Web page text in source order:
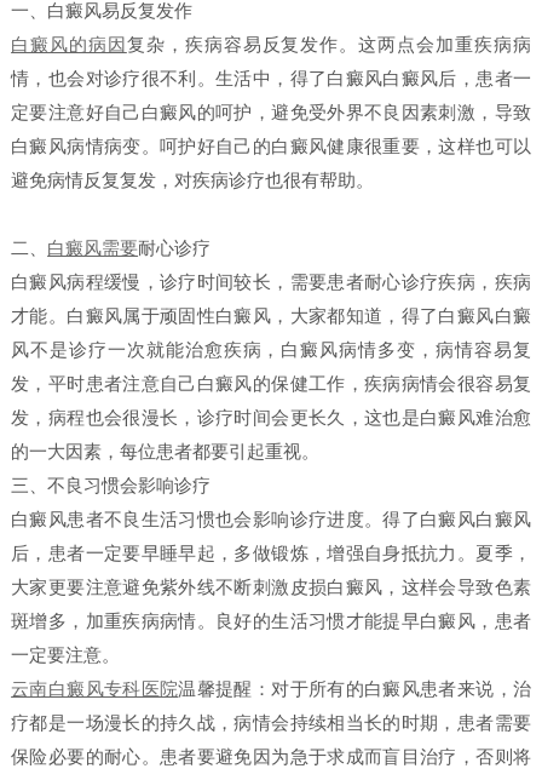
一、白癜风易反复发作
白癜风的病因 复杂，疾病容易反复发作。这两点会加重疾病病
情，也会对诊疗很不利。生活中，得了白癜风白癜风后，患者一
定要注意好自己白癜风的呵护，避免受外界不良因素刺激，导致
白癜风病情病变。呵护好自己的白癜风健康很重要，这样也可以
避免病情反复复发，对疾病诊疗也很有帮助。
二、 白癜风需要耐心诊疗
白癜风病程缓慢，诊疗时间较长，需要患者耐心诊疗疾病，疾病
才能。白癜风属于顽固性白癜风，大家都知道，得了白癜风白癜
风不是诊疗一次就能治愈疾病，白癜风病情多变，病情容易复
发，平时患者注意自己白癜风的保健工作，疾病病情会很容易复
发，病程也会很漫长，诊疗时间会更长久，这也是白癜风难治愈
的一大因素，每位患者都要引起重视。
三、不良习惯会影响诊疗
白癜风患者不良生活习惯也会影响诊疗进度。得了白癜风白癜风
后，患者一定要早睡早起，多做锻炼，增强自身抵抗力。夏季，
大家更要注意避免紫外线不断刺激皮损白癜风，这样会导致色素
斑增多，加重疾病病情。良好的生活习惯才能提早白癜风，患者
一定要注意。
云南白癜风专科医院温馨提醒：对于所有的白癜风患者来说，治
疗都是一场漫长的持久战，病情会持续相当长的时期，患者需要
保险必要的耐心。患者要避免因为急于求成而盲目治疗，否则将